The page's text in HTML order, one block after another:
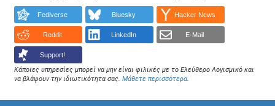
Fediverse Bluesky Hacker News
Reddit LinkedIn E-Mail
Support!
Κάποιες υπηρεσίες μπορεί να μην είναι φιλικές με το Ελεύθερο Λογισμικό και
να βλάψουν την ιδιωτικότητα σας.Μάθετε περισσότερα.